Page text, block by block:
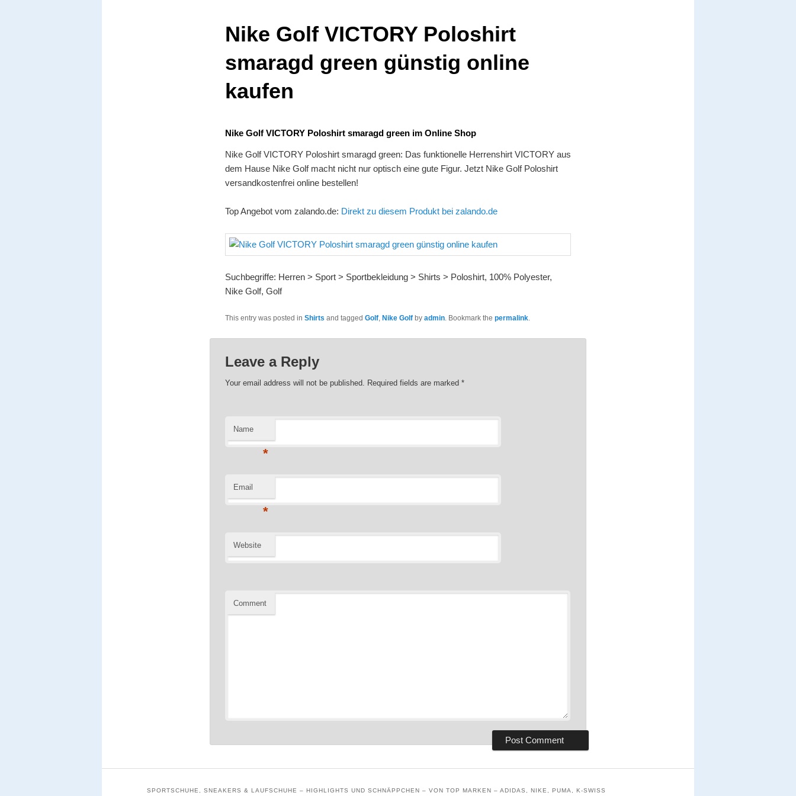
Nike Golf VICTORY Poloshirt
smaragd green günstig online
kaufen
Nike Golf VICTORY Poloshirt smaragd green im Online Shop
Nike Golf VICTORY Poloshirt smaragd green: Das funktionelle Herrenshirt VICTORY aus
dem Hause Nike Golf macht nicht nur optisch eine gute Figur. Jetzt Nike Golf Poloshirt
versandkostenfrei online bestellen!
Top Angebot vom zalando.de: Direkt zu diesem Produkt bei zalando.de
Suchbegriffe: Herren > Sport > Sportbekleidung > Shirts > Poloshirt, 100% Polyester,
Nike Golf, Golf
This entry was posted in Shirts and tagged Golf, Nike Golfby admin. Bookmark the permalink.
Leave a Reply
Your email address will not be published. Required fields are marked *
Name
*
Email
*
Website
Comment
SPORTSCHUHE, SNEAKERS & LAUFSCHUHE – HIGHLIGHTS UND SCHNÄPPCHEN – VON TOP MARKEN – ADIDAS, NIKE, PUMA, K-SWISS